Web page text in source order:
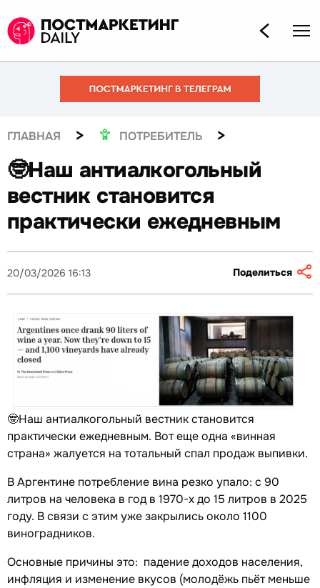
ГЛАВНАЯ > ПОТРЕБИТЕЛЬ >
🤓Наш антиалкогольный
вестник становится
практически ежедневным
20/03/2026 16:13 Поделиться
🤓Наш антиалкогольный вестник становится
практически ежедневным. Вот еще одна «винная
страна» жалуется на тотальный спал продаж выпивки.
В Аргентине потребление вина резко упало: с 90
литров на человека в год в 1970-х до 15 литров в 2025
году. В связи с этим уже закрылись около 1100
виноградников.
Основные причины это: падение доходов населения,
инфляция и изменение вкусов (молодёжь пьёт меньше